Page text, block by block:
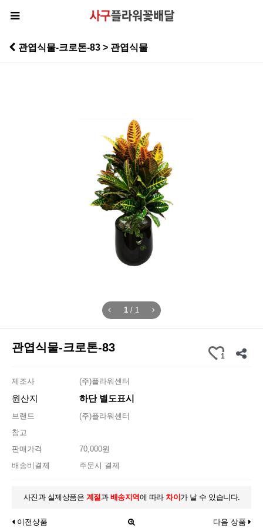
관엽식물-크로톤-83 > 관엽식물
1 / 1
관엽식물-크로톤-83
1
제조사 (주)플라워센터
원산지 하단 별도표시
브랜드
(주)플라워센터
참고
판매가격
70,000원
배송비결제
주문시 결제
사진과 실제상품은 계절과 배송지역에 따라 차이 가 날 수 있습니다.
이전상품 다음 상품